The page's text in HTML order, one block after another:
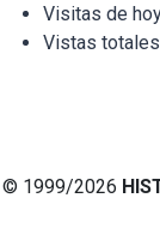
Visitas de
Vistas
© 1999/2026